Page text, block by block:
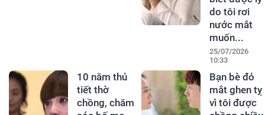
do tôi rơi
nước mắt
muốn...
25/07/2026
10:33
10 năm thủ
tiết thờ
chồng, chăm
Bạn bè đỏ
mắt ghen tỵ
vì tôi được